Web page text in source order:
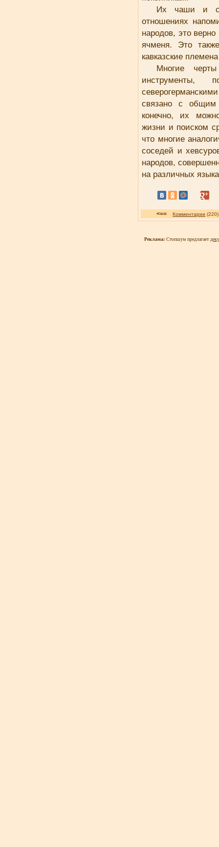
Их чаши и
отношениях
народов, это
ячменя. Это
кавказские
Многие
инструменты,
связано с общим
конечно, их
жизни и поиском
что многие
соседей и
народов,
на различных
<== Комментарии
Реклама: Стопшум предлагает